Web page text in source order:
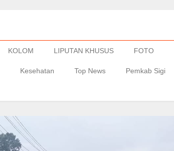
KOLOM LIPUTAN KHUSUS FOTO
Kesehatan Top News Pemkab Sigi